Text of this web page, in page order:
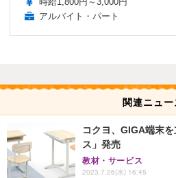
アルバイト・パート
関連ニュー
コクヨ、GIGA端末
ス」発売
教材・サービス
2023.7.26(水) 16:45